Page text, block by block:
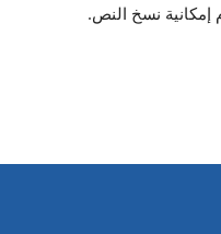
إمكانية نسخ النص.